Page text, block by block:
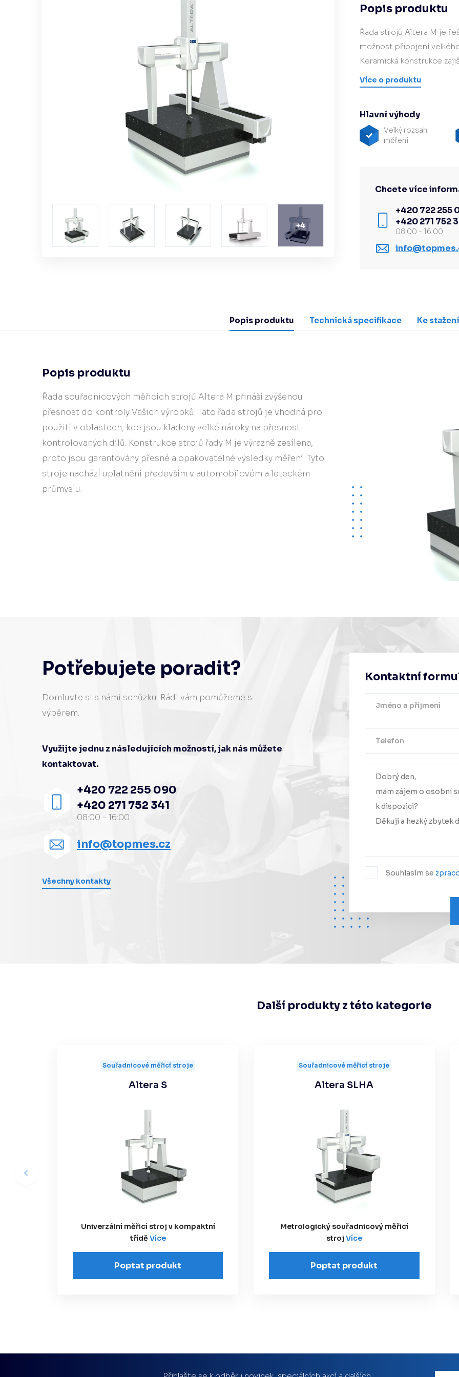
Jednotky sběru dat
Řídící kontroléry
Automatizace měření
Hardware/Retrofit
+4
Popis produktu
Řada strojů Altera M je
možnost připojení
Keramická konstrukce
Více o produktu
Hlavní výhody
Velký rozsah
měření
Chcete více
+420 722 255
+420 271 752
08:00 - 16:00
Popis produktu Technická specifikace Ke stažení
​Popis produktu
​Řada souřadnicových měřicích strojů Altera M přináší zvýšenou
přesnost do kontroly Vašich výrobků. Tato řada strojů je vhodná pro
použití v oblastech, kde jsou kladeny velké nároky na přesnost
kontrolovaných dílů. Konstrukce strojů řady M je výrazně zesílena,
proto jsou garantovány přesné a opakovatelné výsledky měření. Tyto
stroje nachází uplatnění především v automobilovém a leteckém
průmyslu.​​
Potřebujete poradit?
Domluvte si s námi schůzku. Rádi vám pomůžeme s
výběrem.
Využijte jednu z následujících možností, jak nás můžete
kontaktovat.
+420 722 255 090
+420 271 752 341
08:00 - 16:00
info@topmes.cz
Všechny kontakty
Kontaktní
Souhlasím se
Vaše
Další produkty z této kategorie
Souřadnicové měřicí stroje
Altera S
Univerzální měřicí stroj v kompaktní
třídě Více
Poptat produkt
Souřadnicové měřicí stroje
Altera SLHA
Metrologický souřadnicový měřicí
stroj Více
Poptat produkt